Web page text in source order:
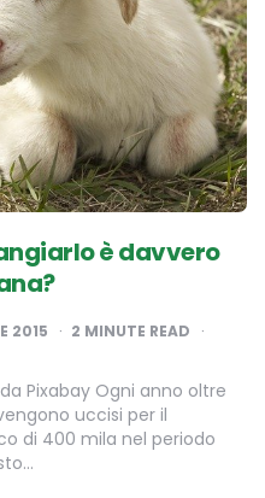
è davvero
2015 2 MINUTE READ
Pixabay Ogni anno oltre
uccisi per il
di 400 mila nel periodo